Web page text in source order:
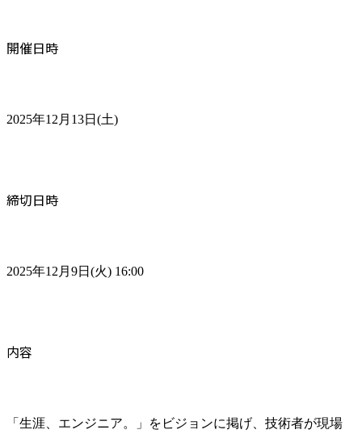
開催日時
2025年12月13日(土)
締切日時
2025年12月9日(火) 16:00
内容
「生涯、エンジニア。」をビジョンに掲げ、技術者が現場